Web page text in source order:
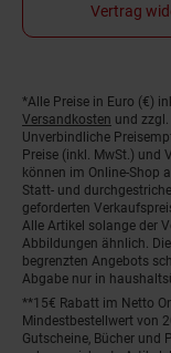
Vertrag
Fußnoten
*Alle Preise in Euro (€)
Versandkosten und
Unverbindliche
Preise (inkl. MwSt.) und
können im Online-Shop
Statt- und
geforderten
Alle Artikel solange der
Abbildungen ähnlich.
begrenzten Angebots
Abgabe nur in
**15€ Rabatt im Netto
Mindestbestellwert von
Gutscheine, Bücher und